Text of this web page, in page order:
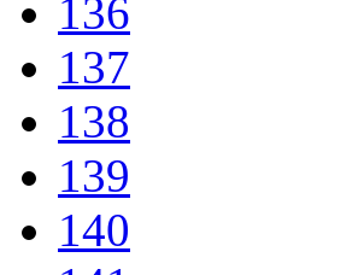
136
137
138
139
140